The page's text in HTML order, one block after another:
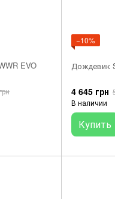
EVO
−10%
Дождевик
4 645 грн
В наличии
Купить